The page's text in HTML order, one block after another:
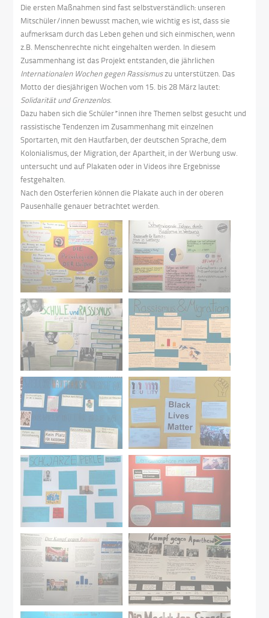
Die ersten Maßnahmen sind fast selbstverständlich: unseren
Mitschüler/innen bewusst machen, wie wichtig es ist, dass sie
aufmerksam durch das Leben gehen und sich einmischen, wenn
z.B. Menschenrechte nicht eingehalten werden. In diesem
Zusammenhang ist das Projekt entstanden, die jährlichen
Internationalen Wochen gegen Rassismuszu unterstützen. Das
Motto der diesjährigen Wochen vom 15. bis 28 März lautet:
Solidarität und Grenzenlos.
Dazu haben sich die Schüler*innen ihre Themen selbst gesucht und
rassistische Tendenzen im Zusammenhang mit einzelnen
Sportarten, mit den Hautfarben, der deutschen Sprache, dem
Kolonialismus, der Migration, der Apartheit, in der Werbung usw.
untersucht und auf Plakaten oder in Videos ihre Ergebnisse
festgehalten.
Nach den Osterferien können die Plakate auch in der oberen
Pausenhalle genauer betrachtet werden.